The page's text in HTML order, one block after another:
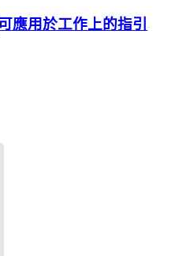
應用於工作上的指引